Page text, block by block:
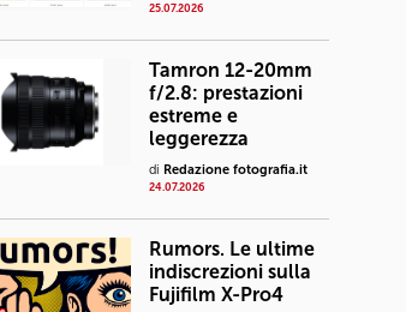
25.07.2026
Tamron 12-20mm
f/2.8: prestazioni
estreme e
leggerezza
di Redazione fotografia.it
24.07.2026
Rumors. Le ultime
indiscrezioni sulla
Fujifilm X-Pro4